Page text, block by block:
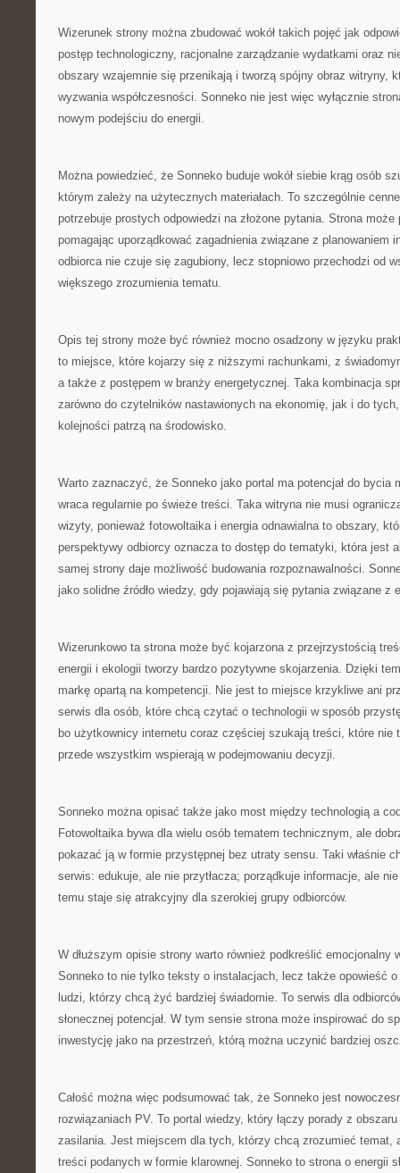
Wizerunek strony można zbudować wokół takich pojęć jak
postęp technologiczny, racjonalne zarządzanie wydatkami oraz
obszary wzajemnie się przenikają i tworzą spójny obraz witryny,
wyzwania współczesności. Sonneko nie jest więc wyłącznie
nowym podejściu do energii.
Można powiedzieć, że Sonneko buduje wokół siebie krąg osób
którym zależy na użytecznych materiałach. To szczególnie
potrzebuje prostych odpowiedzi na złożone pytania. Strona może
pomagając uporządkować zagadnienia związane z planowaniem
odbiorca nie czuje się zagubiony, lecz stopniowo przechodzi od
większego zrozumienia tematu.
Opis tej strony może być również mocno osadzony w języku
to miejsce, które kojarzy się z niższymi rachunkami, z
a także z postępem w branży energetycznej. Taka kombinacja
zarówno do czytelników nastawionych na ekonomię, jak i do
kolejności patrzą na środowisko.
Warto zaznaczyć, że Sonneko jako portal ma potencjał do
wraca regularnie po świeże treści. Taka witryna nie musi
wizyty, ponieważ fotowoltaika i energia odnawialna to obszary,
perspektywy odbiorcy oznacza to dostęp do tematyki, która jest
samej strony daje możliwość budowania rozpoznawalności.
jako solidne źródło wiedzy, gdy pojawiają się pytania związane z
Wizerunkowo ta strona może być kojarzona z przejrzystością
energii i ekologii tworzy bardzo pozytywne skojarzenia. Dzięki
markę opartą na kompetencji. Nie jest to miejsce krzykliwe ani
serwis dla osób, które chcą czytać o technologii w sposób
bo użytkownicy internetu coraz częściej szukają treści, które nie
przede wszystkim wspierają w podejmowaniu decyzji.
Sonneko można opisać także jako most między technologią a
Fotowoltaika bywa dla wielu osób tematem technicznym, ale
pokazać ją w formie przystępnej bez utraty sensu. Taki właśnie
serwis: edukuje, ale nie przytłacza; porządkuje informacje, ale
temu staje się atrakcyjny dla szerokiej grupy odbiorców.
W dłuższym opisie strony warto również podkreślić emocjonalny
Sonneko to nie tylko teksty o instalacjach, lecz także opowieść o
ludzi, którzy chcą żyć bardziej świadomie. To serwis dla
słonecznej potencjał. W tym sensie strona może inspirować do
inwestycję jako na przestrzeń, którą można uczynić bardziej
Całość można więc podsumować tak, że Sonneko jest
rozwiązaniach PV. To portal wiedzy, który łączy porady z
zasilania. Jest miejscem dla tych, którzy chcą zrozumieć temat,
treści podanych w formie klarownej. Sonneko to strona o energii